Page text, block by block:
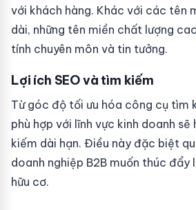
với khách hàng. Khác với các tên
dài, những tên miền chất lượng
tính chuyên môn và tin tưởng.
Lợi ích SEO và tìm kiếm
Từ góc độ tối ưu hóa công cụ tìm
phù hợp với lĩnh vực kinh doanh
kiếm dài hạn. Điều này đặc biệt
doanh nghiệp B2B muốn thúc đẩy
hữu cơ.